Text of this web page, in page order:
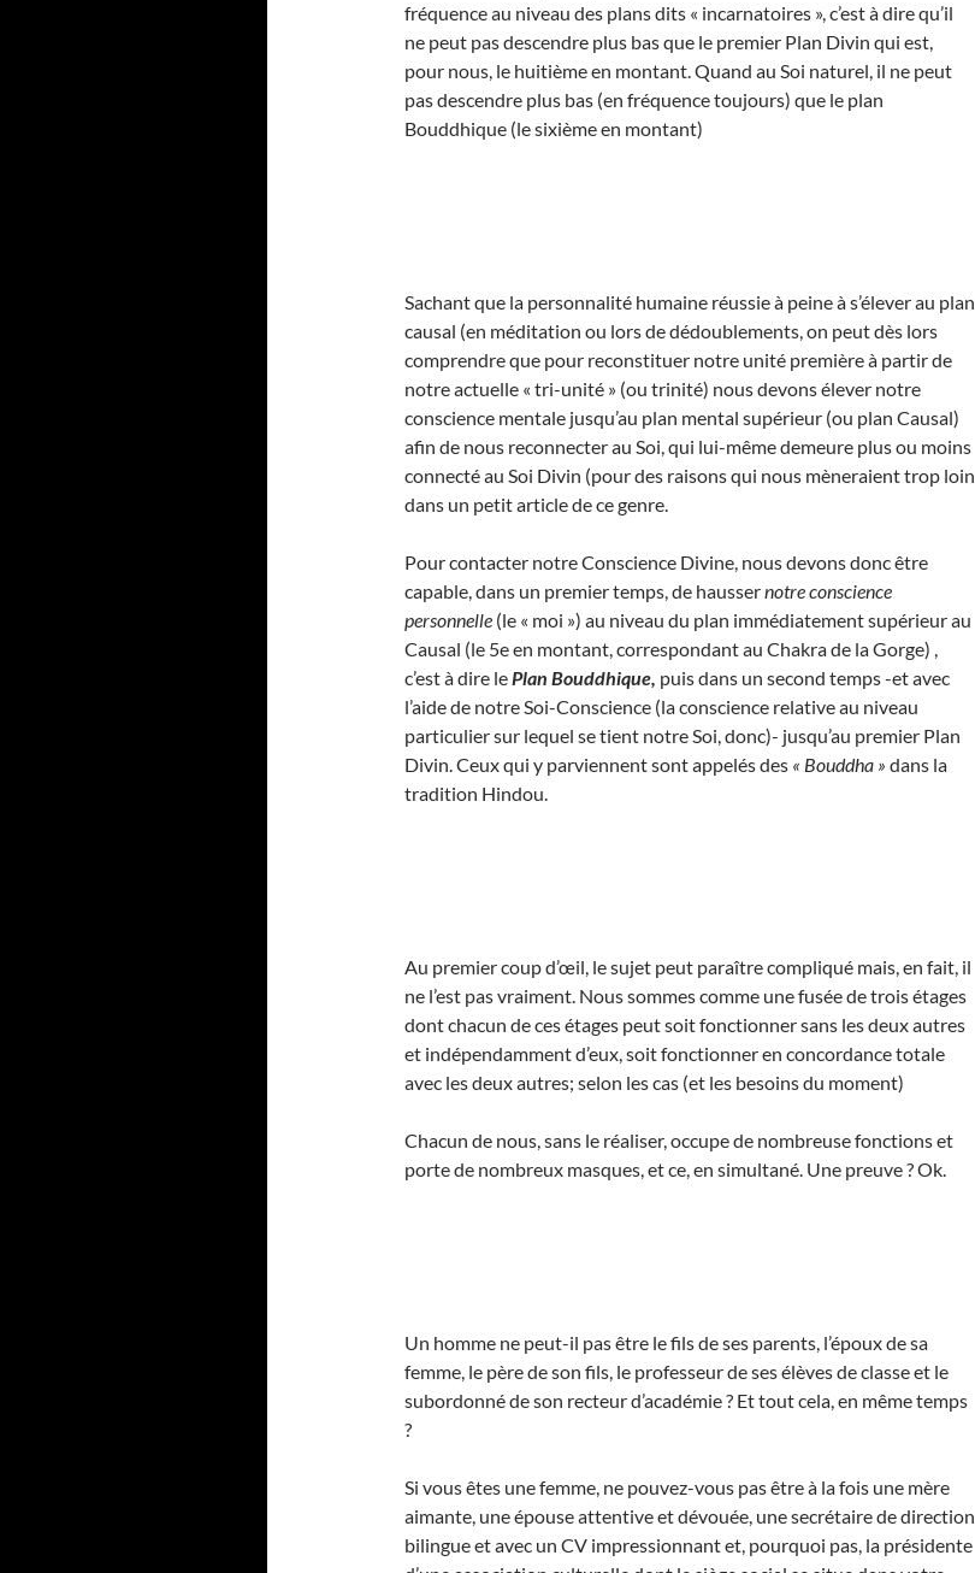
fréquence au niveau des plans dits « incarnatoires », c’est à dire qu’il
ne peut pas descendre plus bas que le premier Plan Divin qui est,
pour nous, le huitième en montant. Quand au Soi naturel, il ne peut
pas descendre plus bas (en fréquence toujours) que le plan
Bouddhique (le sixième en montant)
Sachant que la personnalité humaine réussie à peine à s’élever au plan
causal (en méditation ou lors de dédoublements, on peut dès lors
comprendre que pour reconstituer notre unité première à partir de
notre actuelle « tri-unité » (ou trinité) nous devons élever notre
conscience mentale jusqu’au plan mental supérieur (ou plan Causal)
afin de nous reconnecter au Soi, qui lui-même demeure plus ou moins
connecté au Soi Divin (pour des raisons qui nous mèneraient trop loin
dans un petit article de ce genre.
Pour contacter notre Conscience Divine, nous devons donc être
capable, dans un premier temps, de haussernotre conscience
personnelle (le « moi ») au niveau du plan immédiatement supérieur au
Causal (le 5e en montant, correspondant au Chakra de la Gorge) ,
c’est à dire lePlan Bouddhique, puis dans un second temps -et avec
l’aide de notre Soi-Conscience (la conscience relative au niveau
particulier sur lequel se tient notre Soi, donc)- jusqu’au premier Plan
Divin. Ceux qui y parviennent sont appelés des « Bouddha » dans la
tradition Hindou.
Au premier coup d’œil, le sujet peut paraître compliqué mais, en fait, il
ne l’est pas vraiment. Nous sommes comme une fusée de trois étages
dont chacun de ces étages peut soit fonctionner sans les deux autres
et indépendamment d’eux, soit fonctionner en concordance totale
avec les deux autres; selon les cas (et les besoins du moment)
Chacun de nous, sans le réaliser, occupe de nombreuse fonctions et
porte de nombreux masques, et ce, en simultané. Une preuve ? Ok.
Un homme ne peut-il pas être le fils de ses parents, l’époux de sa
femme, le père de son fils, le professeur de ses élèves de classe et le
subordonné de son recteur d’académie ? Et tout cela, en même temps
?
Si vous êtes une femme, ne pouvez-vous pas être à la fois une mère
aimante, une épouse attentive et dévouée, une secrétaire de direction
bilingue et avec un CV impressionnant et, pourquoi pas, la présidente